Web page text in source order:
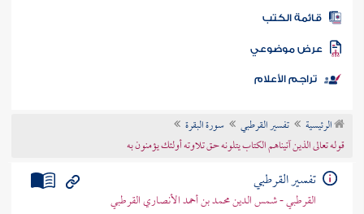
المكتبة
الكتب
موضوعي
تراجم الأعلام
الرئيسية تفسير القرطبي
سورة البقرة
قوله تعالى الذين آتيناهم الكتاب يتلونه حق تلاوته أولئك يؤمنون به
تفسير القرطبي
القرطبي - شمس الدين محمد بن أحمد الأنصاري القرطبي